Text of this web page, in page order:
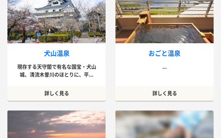
犬山温泉
現存する天守閣で有名な国宝・犬山
城、清流木曽川のほとりに、平...
詳しく見る
おごと温泉
...
詳しく見る